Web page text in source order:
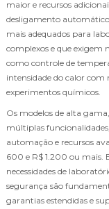
maior e recursos
desligamento
mais adequados para
complexos e que exigem
como controle de
intensidade do calor com
experimentos químicos.
Os modelos de alta
múltiplas
automação e recursos
600 e R$ 1.200 ou mais.
necessidades de
segurança são
garantias estendidas e